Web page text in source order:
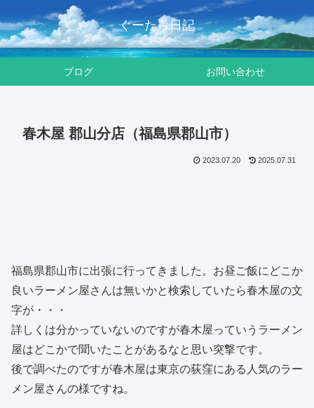
ぐーたら日記
ブログ お問い合わせ
春木屋 郡山分店（福島県郡山市）
2023.07.20 2025.07.31
福島県郡山市に出張に行ってきました。お昼ご飯にどこか
良いラーメン屋さんは無いかと検索していたら春木屋の文
字が・・・
詳しくは分かっていないのですが春木屋っていうラーメン
屋はどこかで聞いたことがあるなと思い突撃です。
後で調べたのですが春木屋は東京の荻窪にある人気のラー
メン屋さんの様ですね。